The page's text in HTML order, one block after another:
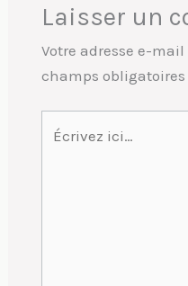
Laisser un
Votre adresse e-
champs